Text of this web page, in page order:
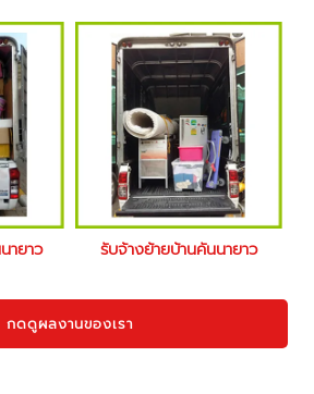
ายาว รับจ้างย้ายบ้านคันนายาว
กดดูผลงานของเรา